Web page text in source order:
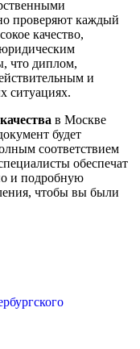
проверяют каждый
качество,
что диплом,
и
ситуациях.
в Москве
будет
соответствием
обеспечат
и подробную
чтобы вы были